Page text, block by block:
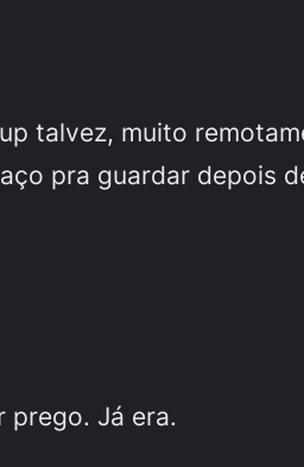
talvez, muito
pra guardar depois
prego. Já era.